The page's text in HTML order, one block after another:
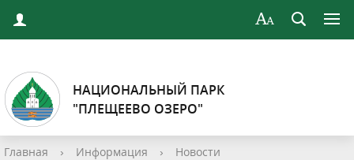
НАЦИОНАЛЬНЫЙ ПАРК
"ПЛЕЩЕЕВО ОЗЕРО"
Главная › Информация › Новости